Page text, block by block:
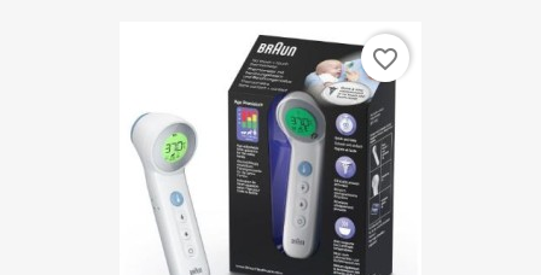
favorite_border